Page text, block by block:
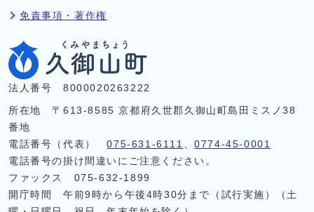
免責事項・著作権
法人番号 8000020263222
所在地 〒613-8585 京都府久世郡久御山町島田ミスノ38
番地
電話番号（代表）075-631-6111 、0774-45-0001
電話番号の掛け間違いにご注意ください。
ファックス 075-632-1899
開庁時間 午前9時から午後4時30分まで（試行実施）（土